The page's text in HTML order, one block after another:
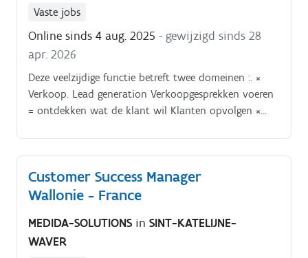
Vaste jobs
Online sinds 4 aug. 2025 - gewijzigd sinds 28
apr. 2026
Deze veelzijdige functie betreft twee domeinen :. ×
Verkoop. Lead generation Verkoopgesprekken voeren
= ontdekken wat de klant wil Klanten opvolgen ×
software, freesmachines en printers van uw klanten
draaiend houden Freesmachines aanpassen aan de
Medida-solutions software Daar waar nodig
Customer Success Manager
Wallonie - France
MEDIDA-SOLUTIONS in SINT-KATELIJNE-
WAVER